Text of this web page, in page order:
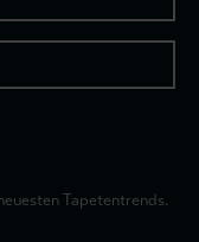
Tapetentrends.